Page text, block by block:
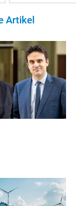
Artikel